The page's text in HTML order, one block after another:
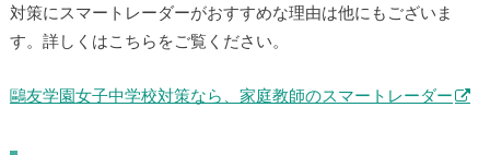
対策にスマートレーダーがおすすめな理由は他にもございま
す。詳しくはこちらをご覧ください。
鷗友学園女子中学校対策なら、家庭教師のスマートレーダー